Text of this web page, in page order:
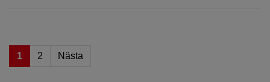
1 2 Nästa